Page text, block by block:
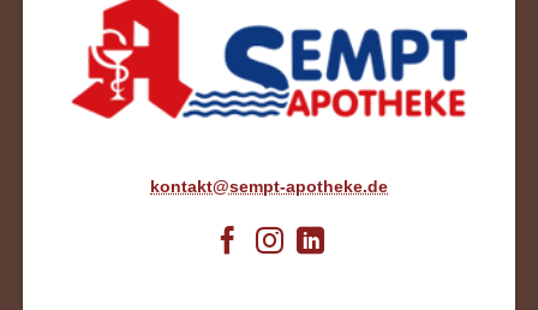
kontakt@sempt-apotheke.de